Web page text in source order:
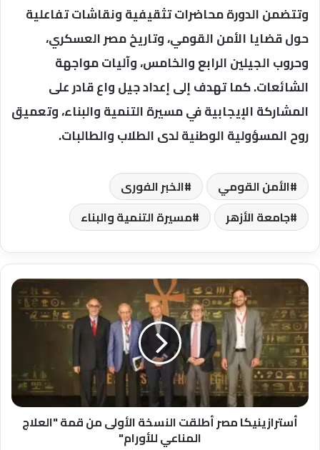
وتتضمن الدورة محاضرات تثقيفية ونقاشات تفاعلية
حول قضايا الأمن القومي، وتاريخ مصر العسكري،
وحروب الجيلين الرابع والخامس، وآليات مواجهة
الشائعات. كما تهدف إلى إعداد جيل واع قادر على
المشاركة الإيجابية في مسيرة التنمية والبناء، وتعميق
روح المسؤولية الوطنية لدى الطلاب والطالبات.
الأمن القومي
الخبر الفورى
جامعة الأزهر
مسيرة التنمية والبناء
أسترازينيكا
مصر
أطلقت
النسخة
الأولى
من
قمة
"العلاج
المناعي
للأورام"
أسترازينيكا مصر أطلقت النسخة الأولى من قمة "العلاج
المناعي للأورام"